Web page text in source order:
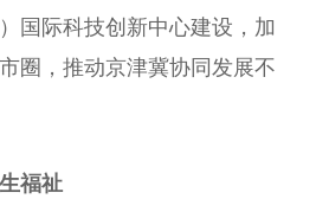
国际科技创新中心建设，加
圈，推动京津冀协同发展不
福祉